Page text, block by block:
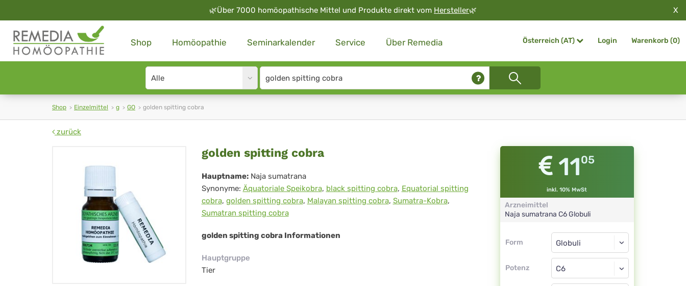
🌿Über 7000 homöopathische Mittel und Produkte direkt vom Hersteller🌿 X
Shop Homöopathie Seminarkalender Service Über Remedia Österreich (AT) Login Warenkorb (0)
Search
type
Site
search
input
Shop Einzelmittel g GO golden spitting cobra
zurück
golden
spitting
cobra
golden spitting cobra
Hauptname: Naja sumatrana
Synonyme: Äquatoriale Speikobra, black spitting cobra, Equatorial spitting
cobra, golden spitting cobra, Malayan spitting cobra, Sumatra-Kobra,
Sumatran spitting cobra
golden spitting cobra Informationen
Hauptgruppe
Tier
1105
inkl. 10% MwSt
Arzneimittel
Naja sumatrana C6 Globuli
Form
Form
Potenz
Globuli
C6